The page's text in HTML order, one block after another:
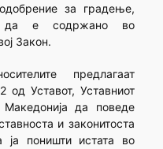
за градење,
да е содржано во
Закон.
предлагаат
од Уставот, Уставниот
да поведе
и законитоста
поништи истата во